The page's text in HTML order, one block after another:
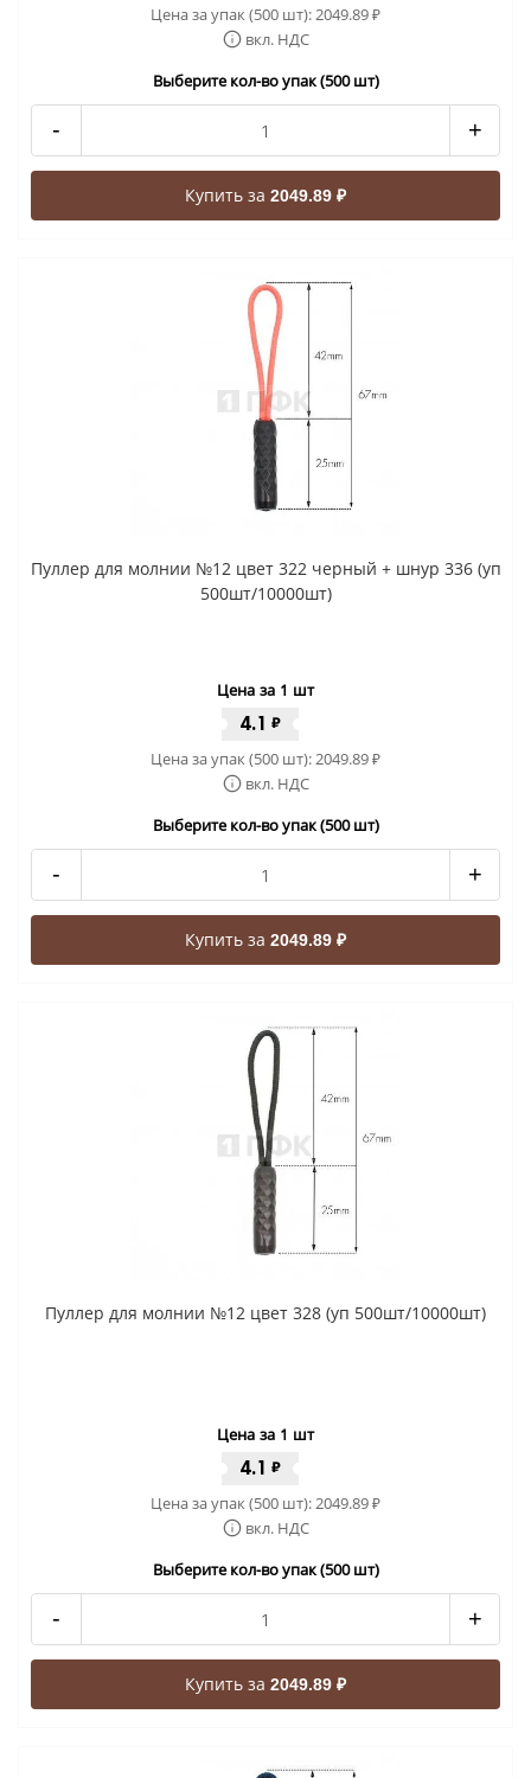
Цена за упак (500 шт):2049.89₽
вкл. НДС
Выберите кол-во упак (500 шт)
- +
Купить за 2049.89 ₽
Пуллер для молнии №12 цвет 322 черный + шнур 336 (уп
500шт/10000шт)
Цена за 1 шт
4.1 ₽
Цена за упак (500 шт):2049.89₽
вкл. НДС
Выберите кол-во упак (500 шт)
- +
Купить за 2049.89 ₽
Пуллер для молнии №12 цвет 328 (уп 500шт/10000шт)
Цена за 1 шт
4.1 ₽
Цена за упак (500 шт):2049.89₽
вкл. НДС
Выберите кол-во упак (500 шт)
- +
Купить за 2049.89 ₽